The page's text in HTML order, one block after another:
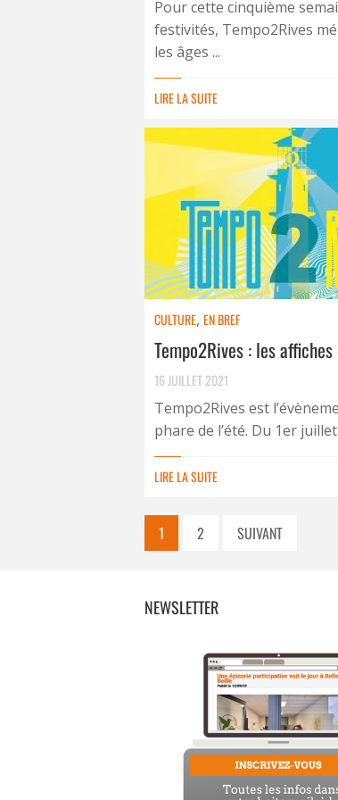
Pour cette cinquième
festivités, Tempo2Rives
les âges ...
LIRE LA SUITE
CULTURE, EN BREF
Tempo2Rives : les
16 JUILLET 2021
Tempo2Rives est
phare de l’été. Du 1er juillet
LIRE LA SUITE
1 2 SUIVANT
NEWSLETTER